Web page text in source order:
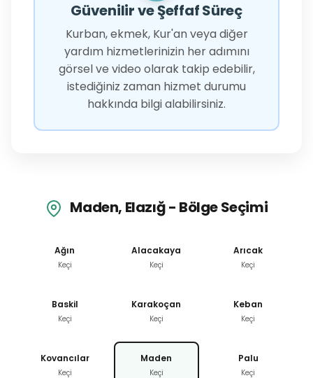
Güvenilir ve Şeffaf Süreç
Kurban, ekmek, Kur'an veya diğer
yardım hizmetlerinizin her adımını
görsel ve video olarak takip edebilir,
istediğiniz zaman hizmet durumu
hakkında bilgi alabilirsiniz.
Maden, Elazığ - Bölge Seçimi
Ağın
Keçi
Alacakaya
Keçi
Arıcak
Keçi
Baskil
Keçi
Karakoçan
Keçi
Keban
Keçi
Kovancılar
Keçi
Maden
Keçi
Palu
Keçi